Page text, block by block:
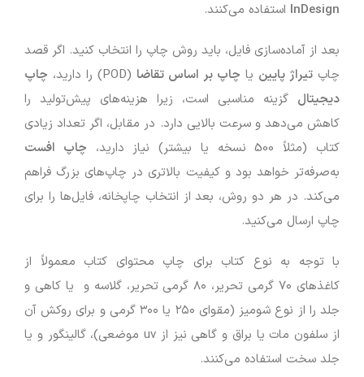
InDesign استفاده می‌کنند.
بعد از آماده‌سازی فایل، باید روش چاپ را انتخاب کنید. اگر قصد
چاپ تیراژ پایین یا چاپ بر اساس تقاضا (POD) را دارید،
چاپ
دیجیتال گزینه مناسبی است، زیرا هزینه‌های پیش‌تولید را
کاهش می‌دهد و سرعت بالایی دارد. در مقابل، اگر تعداد زیادی
کتاب (مثلاً 500 نسخه یا بیشتر) نیاز دارید،
چاپ افست
به‌صرفه‌تر خواهد بود و کیفیت بالاتری در چاپ‌های بزرگ فراهم
می‌کند. در هر دو روش، بعد از انتخاب چاپخانه، فایل‌ها را برای
چاپ ارسال می‌کنید.
با توجه به نوع کتاب برای چاپ محتوای کتاب معمولاً از
کاغذهای ۷۰ گرمی تحریر، ۸۰ گرمی تحریر، گلاسه و یا کاهی و
جلد را از نوع شومیز (مقوای ۲۵۰ یا ۳۰۰ گرمی و برای روکش آن
از سلفون مات یا براق و گاهی نیز از uv موضعی)، گالینگور و یا
جلد سخت استفاده می‌کنند.